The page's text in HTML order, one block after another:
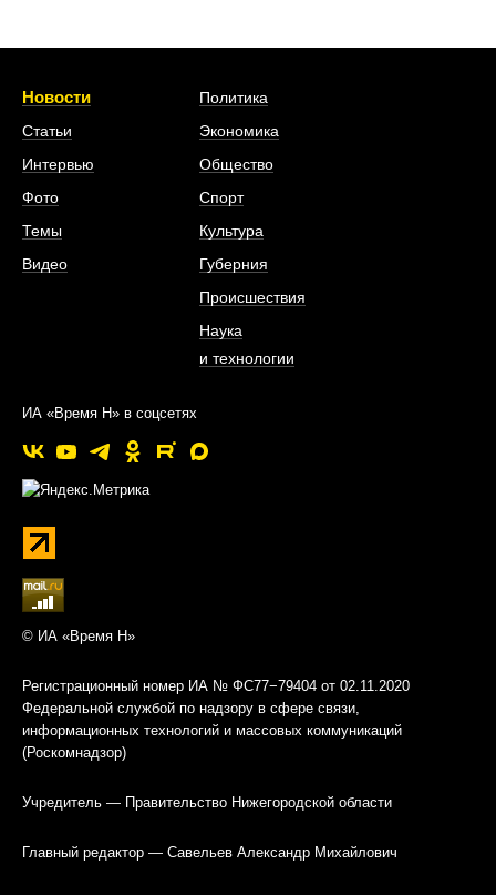
Новости
Статьи
Интервью
Фото
Темы
Видео
Политика
Экономика
Общество
Спорт
Культура
Губерния
Происшествия
Наука
и технологии
ИА «Время Н» в соцсетях
© ИА «Время Н»
Регистрационный номер ИА № ФС77−79404 от 02.11.2020
Федеральной службой по надзору в сфере связи,
информационных технологий и массовых коммуникаций
(Роскомнадзор)
Учредитель — Правительство Нижегородской области
Главный редактор — Савельев Александр Михайлович